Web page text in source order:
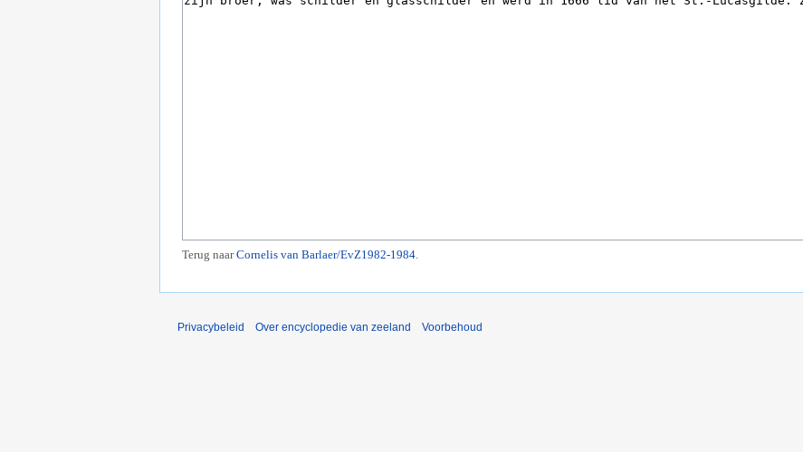
Terug naarCornelis van Barlaer/EvZ1982-1984.
Privacybeleid Over encyclopedie van zeeland Voorbehoud